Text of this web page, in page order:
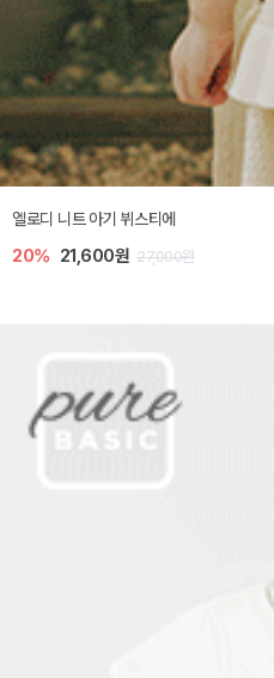
엘로디 니트 아기 뷔스티에
20% 21,600원 27,000원